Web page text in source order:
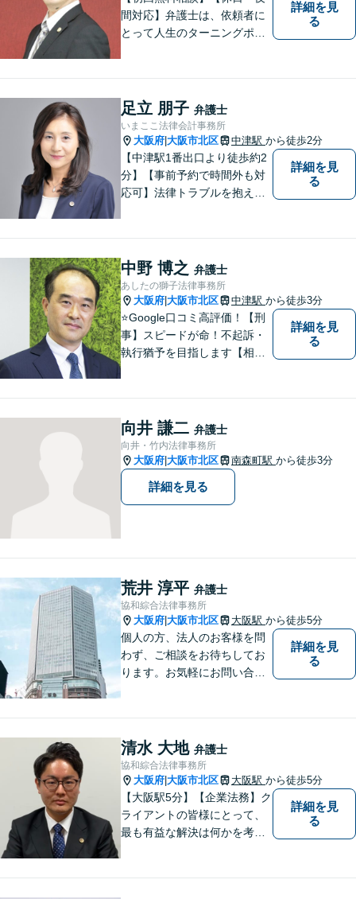
間対応】弁護士は、依頼者に
とって人生のターニングポイ
え込むことなくまずはご相談
ください。【完全個室対応】
詳細を見
る
足立 朋子 弁護士
いまここ法律会計事務所
大阪府 大阪市北区 中津駅 から徒歩2分
【中津駅1番出口より徒歩約2
分】【事前予約で時間外も対
応可】法律トラブルを抱える
業務、税務処理等も対応して
おります。 お気軽にご相談く
ださい。
詳細を見
る
中野 博之 弁護士
あしたの獅子法律事務所
大阪府 大阪市北区 中津駅 から徒歩3分
⭐️Google口コミ高評価！【刑
事】スピードが命！不起訴・
執行猶予を目指します【相
財・労働問題【夜間・休日対
応】
詳細を見
る
向井 謙二 弁護士
向井・竹内法律事務所
大阪府 大阪市北区 南森町駅 から徒歩3分
詳細を見る
荒井 淳平 弁護士
協和綜合法律事務所
大阪府 大阪市北区 大阪駅 から徒歩5分
個人の方、法人のお客様を問
わず、ご相談をお待ちしてお
ります。お気軽にお問い合わ
は他の弁護士宛ての場合は、
対応いたしかねます。
詳細を見
る
清水 大地 弁護士
協和綜合法律事務所
大阪府 大阪市北区 大阪駅 から徒歩5分
【大阪駅5分】【企業法務】ク
ライアントの皆様にとって、
最も有益な解決は何かを考え
詳細を見
る